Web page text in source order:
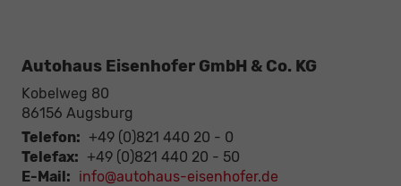
Autohaus Eisenhofer GmbH & Co. KG
Kobelweg 80
86156 Augsburg
Telefon: +49 (0)821 440 20 - 0
Telefax: +49 (0)821 440 20 - 50
E-Mail: info@autohaus-eisenhofer.de